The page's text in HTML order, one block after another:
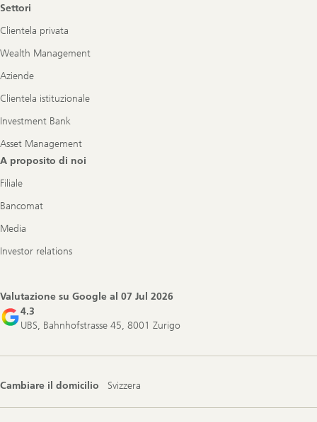
Settori
Clientela privata
Wealth Management
Aziende
Clientela istituzionale
Investment Bank
Asset Management
A proposito di noi
Filiale
Bancomat
Media
Investor relations
Valutazione su Google al 07 Jul 2026
4.3
UBS, Bahnhofstrasse 45, 8001 Zurigo
Cambiare il domicilio Svizzera